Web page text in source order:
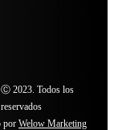
Ⓒ 2023. Todos los
por Welow Marketing